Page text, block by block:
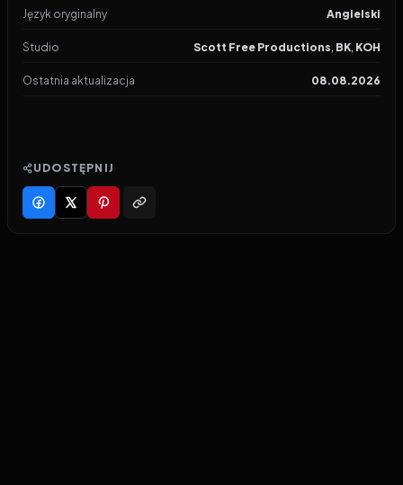
Język oryginalny Angielski
Studio Scott Free Productions, BK, KOH
Ostatnia aktualizacja 08.08.2026
UDOSTĘPNIJ